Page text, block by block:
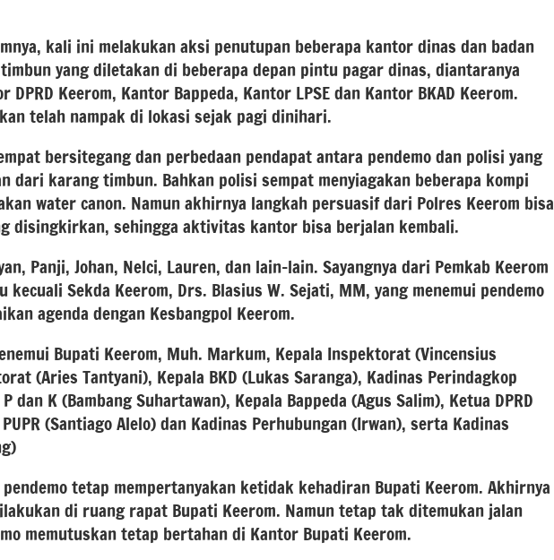
kali ini melakukan aksi penutupan beberapa kantor dinas dan badan
yang diletakan di beberapa depan pintu pagar dinas, diantaranya
Keerom, Kantor Bappeda, Kantor LPSE dan Kantor BKAD Keerom.
telah nampak di lokasi sejak pagi dinihari.
bersitegang dan perbedaan pendapat antara pendemo dan polisi yang
dari karang timbun. Bahkan polisi sempat menyiagakan beberapa kompi
water canon. Namun akhirnya langkah persuasif dari Polres Keerom bisa
disingkirkan, sehingga aktivitas kantor bisa berjalan kembali.
Panji, Johan, Nelci, Lauren, dan lain-lain. Sayangnya dari Pemkab Keerom
Sekda Keerom, Drs. Blasius W. Sejati, MM, yang menemui pendemo
agenda dengan Kesbangpol Keerom.
Bupati Keerom, Muh. Markum, Kepala Inspektorat (Vincensius
(Aries Tantyani), Kepala BKD (Lukas Saranga), Kadinas Perindagkop
dan K (Bambang Suhartawan), Kepala Bappeda (Agus Salim), Ketua DPRD
(Santiago Alelo) dan Kadinas Perhubungan (Irwan), serta Kadinas
tetap mempertanyakan ketidak kehadiran Bupati Keerom. Akhirnya
di ruang rapat Bupati Keerom. Namun tetap tak ditemukan jalan
memutuskan tetap bertahan di Kantor Bupati Keerom.